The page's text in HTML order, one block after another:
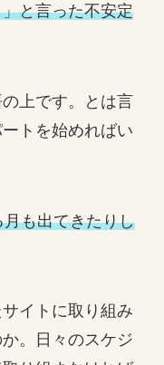
と言った不安定
上です。とは言
トを始めればい
も出てきたりし
イトに取り組み
。日々のスケジ